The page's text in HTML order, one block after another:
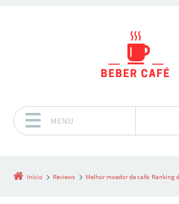
MENU
Início Reviews Melhor moedor de café: Ranking